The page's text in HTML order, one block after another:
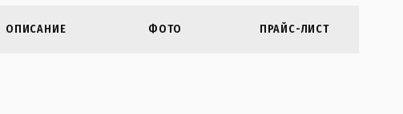
ОПИСАНИЕ ФОТО ПРАЙС-ЛИСТ